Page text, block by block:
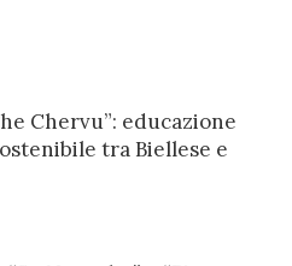
Chervu”: educazione
tra Biellese e